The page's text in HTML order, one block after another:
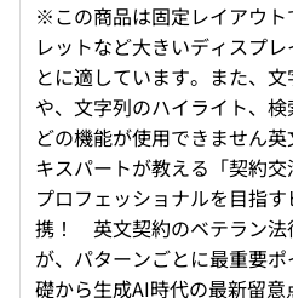
※この商品は固定レイアウ
レットなど大きいディスプ
とに適しています。また、
や、文字列のハイライト、
どの機能が使用できません
キスパートが教える「契約
プロフェッショナルを目指
携！ 英文契約のベテラン法
が、パターンごとに最重要
礎から生成AI時代の最新留